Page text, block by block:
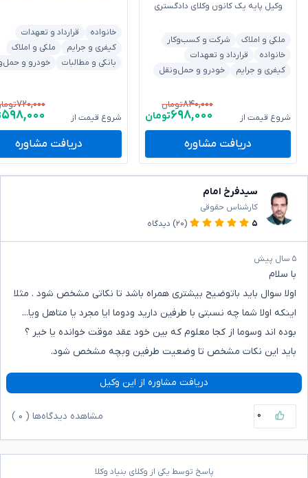
وکیل پایه یک کانون وکلای دادگستری
ملکی و املاک
شرکت و کسب‌وکار
خانواده
قرارداد و تعهدات
کیفری و جرایم
خودرو و حمل‌ونقل
شروع قیمت از
۸۴۰,۰۰۰تومان
۶۹۸,۰۰۰تومان
دریافت مشاوره
خانواده
قرارداد و تعهدات
کیفری و جرایم
ملکی و املاک
بانکی و مطالبات
خودرو و
شروع قیمت از
۷۲۰,۰۰۰
۵۹۸,۰۰۰
دریافت مشاوره
سیدفرخ امام
کارشناس حقوقی
۵
(۲۰) دیدگاه
۵ سال پیش
با سلام
اولا سوال باید باتوضیح بیشتری همراه باشد تا نکاتی مشخص شود . مثلا
اینکه اولا شما چه نسبتی با طرفین دارید ودوما ایا مجرد یا متاهل ویا...
بوده اند وسوما از کجا معلوم که بین خود عقد موقت خوانده یا خیر ؟
باید این نکات مشخص تا وضعیت طرفین وبچه مشخص شود.
دریافت مشاوره از این وکیل
۰ مشاهده دیدگاه‌ها ( ۰
پاسخ توسط یکی از وکلای بنیاد وکلا